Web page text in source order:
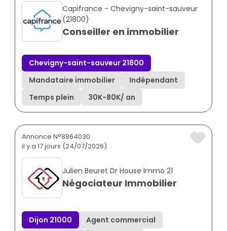
Capifrance - Chevigny-saint-sauveur
(21800)
Conseiller en immobilier
Chevigny-saint-sauveur 21800
Mandataire immobilier
Indépendant
Temps plein
30K-80K/ an
Annonce N°8864030
il y a 17 jours (24/07/2026)
Julien Beuret Dr House Immo 21
Négociateur Immobilier
Dijon 21000
Agent commercial